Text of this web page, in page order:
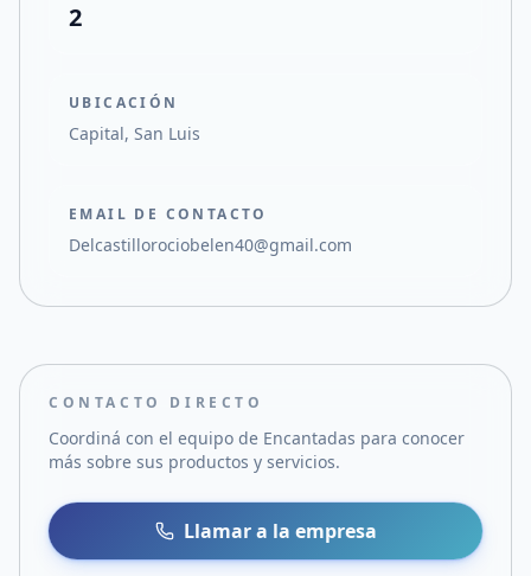
2
UBICACIÓN
Capital, San Luis
EMAIL DE CONTACTO
Delcastillorociobelen40@gmail.com
CONTACTO DIRECTO
Coordiná con el equipo de Encantadas para conocer
más sobre sus productos y servicios.
Llamar a la empresa